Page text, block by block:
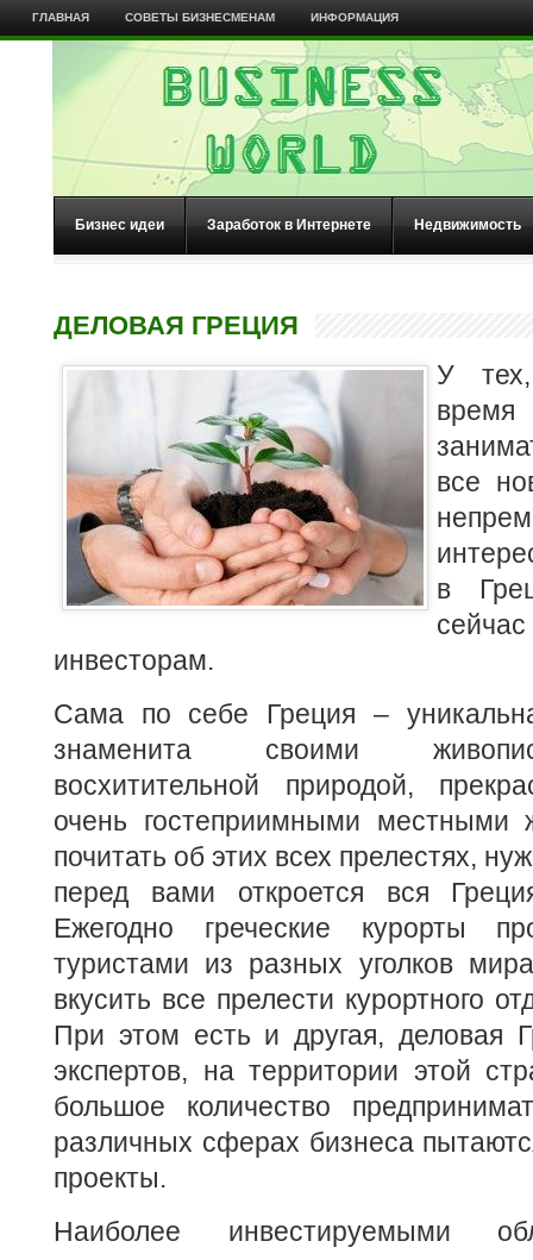
ГЛАВНАЯ СОВЕТЫ БИЗНЕСМЕНАМ ИНФОРМАЦИЯ
Бизнес идеи Заработок в Интернете Недвижимость
ДЕЛОВАЯ ГРЕЦИЯ
У
все
в
инвесторам.
Сама по себе Греция –
знаменита своими
восхитительной природой,
очень гостеприимными местными
почитать об этих всех прелестях,
перед вами откроется вся
Ежегодно греческие курорты
туристами из разных уголков
вкусить все прелести курортного
При этом есть и другая, деловая
экспертов, на территории этой
большое количество
различных сферах бизнеса
проекты.
Наиболее инвестируемыми